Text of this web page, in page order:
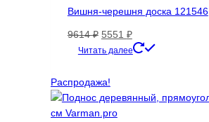
Вишня-черешня доска 121546
9614₽ Первоначальная
цена
9614 ₽.
5551 ₽Текущая
цена:
Читать далее
Распродажа!